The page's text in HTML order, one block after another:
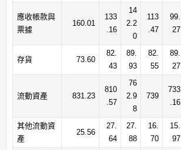
應收帳款與
票據
160.01
133
.16
14
2.2
0
113
.47
99.
27
存貨 73.60
82.
43
89.
93
82.
55
89.
27
流動資產 831.23
810
.57
76
2.9
8
739
733
.16
其他流動資
產
25.56
27.
64
27.
88
16.
70
15.
97